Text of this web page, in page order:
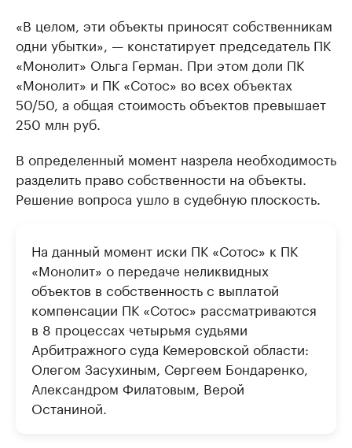
«В целом, эти объекты приносят собственникам
одни убытки», — констатирует председатель ПК
«Монолит» Ольга Герман. При этом доли ПК
«Монолит» и ПК «Сотос» во всех объектах
50/50, а общая стоимость объектов превышает
250 млн руб.
В определенный момент назрела необходимость
разделить право собственности на объекты.
Решение вопроса ушло в судебную плоскость.
На данный момент иски ПК «Сотос» к ПК
«Монолит» о передаче неликвидных
объектов в собственность с выплатой
компенсации ПК «Сотос» рассматриваются
в 8 процессах четырьмя судьями
Арбитражного суда Кемеровской области:
Олегом Засухиным, Сергеем Бондаренко,
Александром Филатовым, Верой
Останиной.